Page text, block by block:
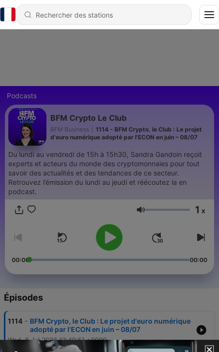
Podcasts
BFM Crypto Le Club
BFM Business
1114 - BFM Crypto, le Club : Le projet
d'euro numérique adopté par l'ECON en juin – 08/07
Du lundi au vendredi de 15h à 15h30, Sandra Gandoin reçoit
experts et acteurs du monde des cryptomonnaies pour tout
savoir des actualités et des tendances de ce secteur.
Retrouvez l’émission du lundi au jeudi et réécoutez la en
podcast.
Volume 1 x
00:00 00:00
Épisodes
1114 - BFM Crypto, le Club : Le projet d'euro numérique
adopté par l'ECON en juin – 08/07
Wed, 8 Jul 2026 13:40:51 +0000